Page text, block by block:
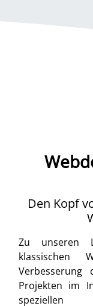
Den Kopf
Zu unseren
klassischen
Verbesserung
Projekten im